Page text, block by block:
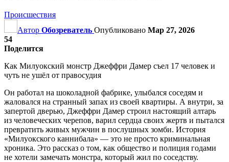
Происшествия
Автор Обозреватель Опубликовано Мар 27, 2026
54
Поделится
Как Милуокский монстр Джеффри Дамер съел 17 человек и
чуть не ушёл от правосудия
Он работал на шоколадной фабрике, улыбался соседям и
жаловался на странный запах из своей квартиры. А внутри, за
запертой дверью, Джеффри Дамер строил настоящий алтарь
из человеческих черепов, варил сердца своих жертв и пытался
превратить живых мужчин в послушных зомби. История
«Милуокского каннибала» — это не просто криминальная
хроника. Это рассказ о том, как общество и полиция годами
не хотели замечать монстра, который жил по соседству.